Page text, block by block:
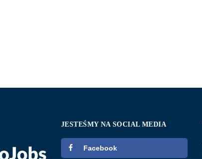
JESTEŚMY NA SOCIAL MEDIA
Facebook